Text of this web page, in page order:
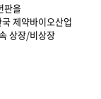
판을
제약바이오산업
상장/비상장